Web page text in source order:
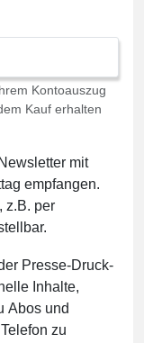
Kontoauszug
Kauf erhalten
mit
empfangen.
z.B. per
Presse-Druck-
Inhalte,
Abos und
zu